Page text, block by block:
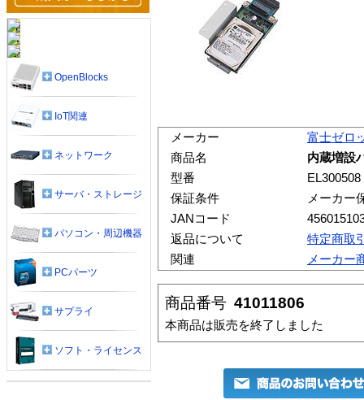
メーカー
富士ゼロ
商品名
内蔵増設
型番
EL300508
保証条件
メーカー
JANコード
返品について
特定商取
関連
メーカー
商品番号 41011806
本商品は販売を終了しました
OpenBlocks
IoT関連
ネットワーク
サーバ・ストレージ
パソコン・周辺機器
PCパーツ
サプライ
ソフト・ライセンス